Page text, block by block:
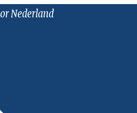
Nederland